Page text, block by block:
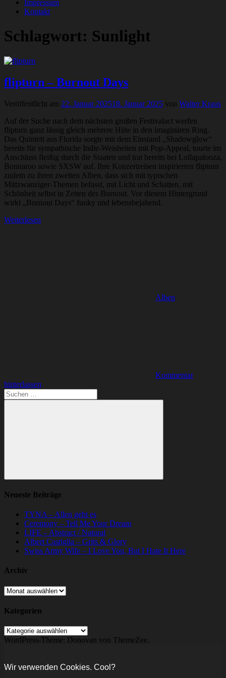
Impressum
Kontakt
Schlagwort: Sunlight
flipturn – Burnout Days
Veröffentlicht am 22. Januar 202518. Januar 2025 von Walter Kraus
Auf der Suche nach dem nächsten großen Festivalact werfen
flipturn ganz lässig gleich mehrere Hüte in den imaginären Ring.
Das Quintett aus Florida sorgte mit dem Einstand „Shadowglow“
bereits für sympathische Indie-Weisheiten mit Pop-Appeal, tourte im
Anschluss fleißig durch die Staaten und trat bereits bei Lollapalooza,
Bonnaroo sowie SXSW auf. Ihre Konzertreisen inspirierten flipturn
zudem zu ihren zweiten Alben, dass sich mit typischen
Mittzwanziger-Themen befasst, mit Licht und Schatten, mit
Schönheit selbst in Zeiten des Burnout. Vor diesem Hintergrund
wirkt „Burnout Days“ funky und lebensbejahend.
Weiterlesen
Alben
Kommentar
hinterlassen
Suchen
nach:
Suchen
Neueste Beiträge
TYNA – Allen geht es
Ceremony – Tell Me Your Dream
LIFE – Abstract / Natural
Albert Castiglia – Grits & Glory
Swiss Army Wife – I Love You, But I Hate It Here
Archiv
Archiv
Kategorien
Kategorien
WordPress-Theme: Donovan von ThemeZee.
Wir verwenden Cookies. Cool?